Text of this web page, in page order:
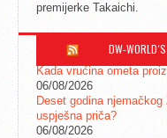
premijerke Takaichi.
DW-
Kada vrućina ometa
06/08/2026
Deset godina
uspješna priča?
06/08/2026